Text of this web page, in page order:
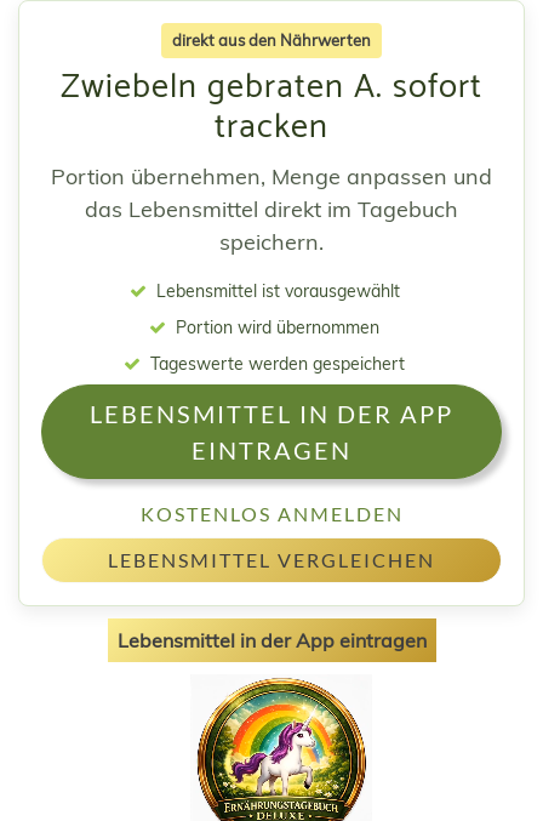
direkt aus den Nährwerten
Zwiebeln gebraten A. sofort
tracken
Portion übernehmen, Menge anpassen und
das Lebensmittel direkt im Tagebuch
speichern.
Lebensmittel ist vorausgewählt
Portion wird übernommen
Tageswerte werden gespeichert
LEBENSMITTEL IN DER APP
EINTRAGEN
KOSTENLOS ANMELDEN
LEBENSMITTEL VERGLEICHEN
Lebensmittel in der App eintragen